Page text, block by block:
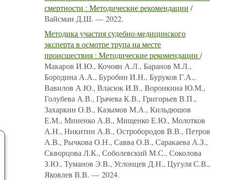
смертности : Методические рекомендации /
Вайсман Д.Ш. — 2022.
Методика участия судебно-медицинского
эксперта в осмотре трупа на месте
происшествия : Методические рекомендации /
Макаров И.Ю., Кочоян А.Л., Баранов М.Л.,
Бородина А.А., Буробин И.Н., Буруков Г.А.,
Вавилов А.Ю., Власюк И.В., Воронкина Ю.М.,
Голубева А.В., Грачева К.В., Григорьев В.П.,
Захаркин О.В., Казымов М.А., Кильдюшов
Е.М., Миненко А.В., Мищенко Е.Ю., Молотков
А.Н., Никитин А.В., Остробородов В.В., Петров
А.В., Рычкова О.Н., Савва О.В., Саракаева А.З.,
Скворцова Л.К., Соболевский М.С., Соколова
З.Ю., Туманов Э.В., Услонцев Д.Н., Цугуля С.В.,
Яковлев В.В. — 2024.